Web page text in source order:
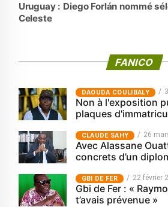
Uruguay : Diego Forlán nommé
Celeste
FANICO
‎DAOUDA COULIBALY
Non à l'exposition
plaques
CLAUDE SAHY 26
Avec Alassane
concrets d’un
GBI DE FER 22 février
Gbi de Fer : «
t’avais prévenue »